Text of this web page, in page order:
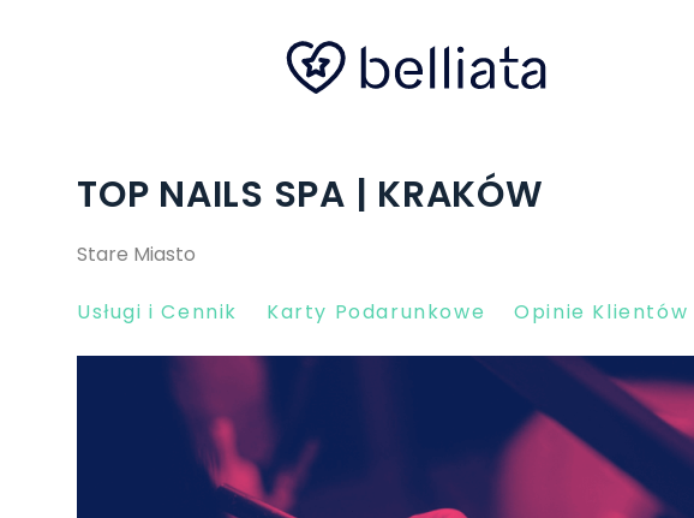
TOP NAILS SPA | KRAKÓW
Stare Miasto
Usługi i Cennik Karty Podarunkowe Opinie Klientów